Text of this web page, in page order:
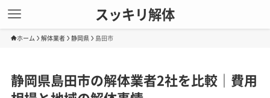
スッキリ解体
ホーム 解体業者 静岡県 島田市
静岡県島田市の解体業者2社を比較｜費用